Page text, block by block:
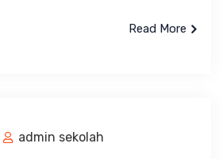
Read More
admin sekolah